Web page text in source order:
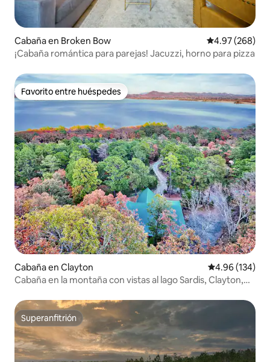
Cabaña en Broken Bow Calificación
4.97 (268)
¡Cabaña romántica para parejas! Jacuzzi, horno para pizza
Favorito entre huéspedes
Favorito entre huéspedes
Cabaña en Clayton Calificación
4.96 (134)
Cabaña en la montaña con vistas al lago Sardis, Clayton,
Superanfitrión
Superanfitrión